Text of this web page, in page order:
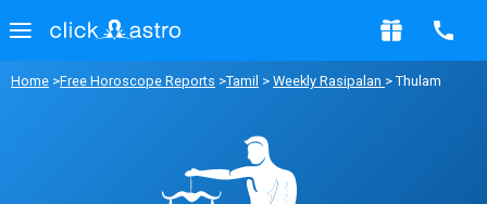
Home >Free Horoscope Reports >Tamil > Weekly Rasipalan > Thulam